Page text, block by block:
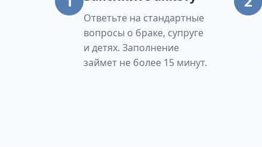
Ответьте на стандартные
вопросы о браке, супруге
и детях. Заполнение
займет не более 15 минут.